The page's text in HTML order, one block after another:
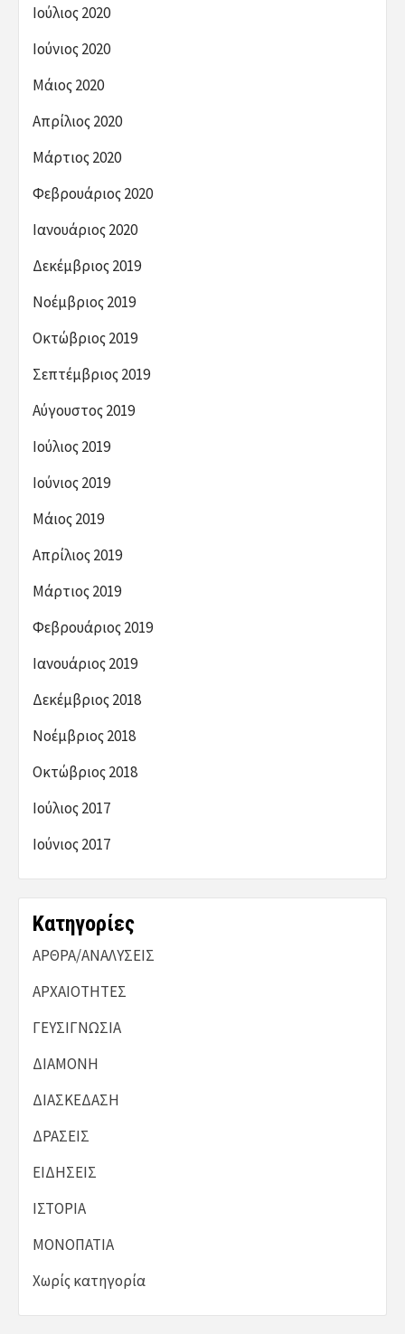
Ιούλιος 2020
Ιούνιος 2020
Μάιος 2020
Απρίλιος 2020
Μάρτιος 2020
Φεβρουάριος 2020
Ιανουάριος 2020
Δεκέμβριος 2019
Νοέμβριος 2019
Οκτώβριος 2019
Σεπτέμβριος 2019
Αύγουστος 2019
Ιούλιος 2019
Ιούνιος 2019
Μάιος 2019
Απρίλιος 2019
Μάρτιος 2019
Φεβρουάριος 2019
Ιανουάριος 2019
Δεκέμβριος 2018
Νοέμβριος 2018
Οκτώβριος 2018
Ιούλιος 2017
Ιούνιος 2017
Kατηγορίες
ΑΡΘΡΑ/ΑΝΑΛΥΣΕΙΣ
ΑΡΧΑΙΟΤΗΤΕΣ
ΓΕΥΣΙΓΝΩΣΙΑ
ΔΙΑΜΟΝΗ
ΔΙΑΣΚΕΔΑΣΗ
ΔΡΑΣΕΙΣ
ΕΙΔΗΣΕΙΣ
ΙΣΤΟΡΙΑ
ΜΟΝΟΠΑΤΙΑ
Χωρίς κατηγορία